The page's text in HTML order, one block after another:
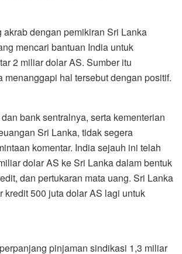
akrab dengan pemikiran Sri Lanka
mencari bantuan India untuk
2 miliar dolar AS. Sumber itu
menanggapi hal tersebut dengan positif.
bank sentralnya, serta kementerian
Sri Lanka, tidak segera
komentar. India sejauh ini telah
dolar AS ke Sri Lanka dalam bentuk
dan pertukaran mata uang. Sri Lanka
kredit 500 juta dolar AS lagi untuk
pinjaman sindikasi 1,3 miliar